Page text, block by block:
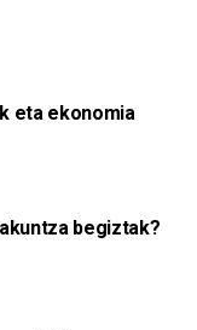
eta ekonomia
begiztak?